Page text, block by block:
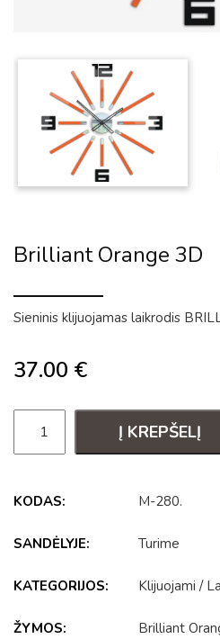
Brilliant Orange 3D
Sieninis klijuojamas laikrodis
37.00 €
Į KREPŠELĮ
KODAS: M-280.
SANDĖLYJE: Turime
KATEGORIJOS: Klijuojami /
ŽYMOS: Brilliant